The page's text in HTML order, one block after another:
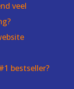
veel
bestseller?